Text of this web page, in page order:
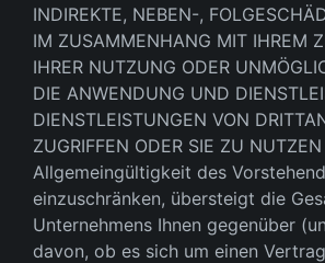
INDIREKTE, NEBEN-,
IM ZUSAMMENHANG MIT IHREM
IHRER NUTZUNG ODER
DIE ANWENDUNG UND
DIENSTLEISTUNGEN VON
ZUGRIFFEN ODER SIE ZU
Allgemeingültigkeit des
einzuschränken, übersteigt die
Unternehmens Ihnen gegenüber
davon, ob es sich um einen